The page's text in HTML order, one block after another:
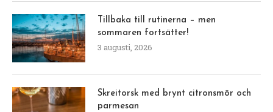
Tillbaka till rutinerna – men
sommaren fortsätter!
3 augusti, 2026
Skreitorsk med brynt citronsmör och
parmesan